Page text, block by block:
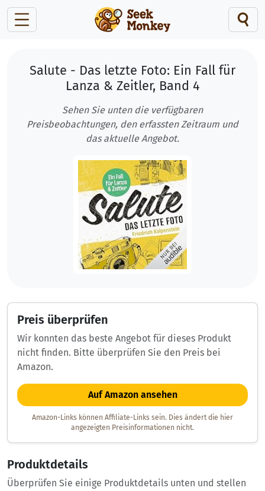
Salute - Das letzte Foto: Ein Fall für
Lanza & Zeitler, Band 4
Sehen Sie unten die verfügbaren
Preisbeobachtungen, den erfassten Zeitraum und
das aktuelle Angebot.
Preis überprüfen
Wir konnten das beste Angebot für dieses Produkt
nicht finden. Bitte überprüfen Sie den Preis bei
Amazon.
Auf Amazon ansehen
Amazon-Links können Affiliate-Links sein. Dies ändert die hier
angezeigten Preisinformationen nicht.
Produktdetails
Überprüfen Sie einige Produktdetails unten und stellen